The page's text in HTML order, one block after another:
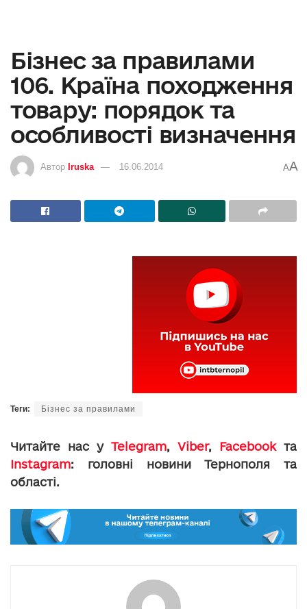
Бізнес за правилами
106. Країна походження
товару: порядок та
особливості визначення
Автор Iruska 16.06.2014 AA
Теги: Бізнес за правилами
Читайте нас у Telegram, Viber, Facebookта
Instagram: головні новини Тернополя та
області.